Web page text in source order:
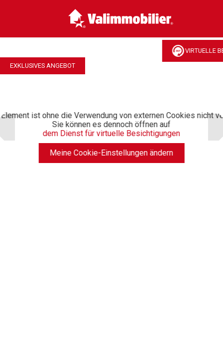
VIRTUELLE
ist ohne die Verwendung von externen Cookies nicht
Sie können es dennoch öffnen auf
dem Dienst für virtuelle Besichtigungen
Meine Cookie-Einstellungen ändern
EXKLUSIVES ANGEBOT